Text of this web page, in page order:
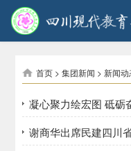
首页 >集团新闻 >新闻动